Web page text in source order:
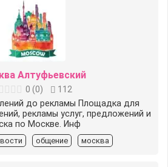
Алтуфьевский
0 (0)
112
до рекламы Площадка для
рекламы услуг, предложений и
по Москве. Инф
общение москва